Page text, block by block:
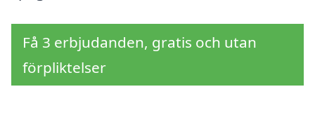
Få 3 erbjudanden, gratis och utan
förpliktelser